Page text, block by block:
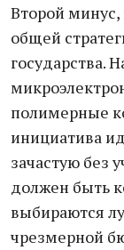
Второй
общей
государства.
полимерные
инициатива
зачастую без
должен быть
выбираются
чрезмерной